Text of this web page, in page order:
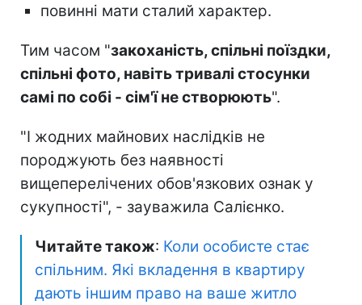
повинні мати сталий характер.
Тим часом "закоханість, спільні поїздки,
спільні фото, навіть тривалі стосунки
самі по собі - сім'ї не створюють".
"І жодних майнових наслідків не
породжують без наявності
вищеперелічених обов'язкових ознак у
сукупності", - зауважила Салієнко.
Читайте також: Коли особисте стає
спільним. Які вкладення в квартиру
дають іншим право на ваше житло